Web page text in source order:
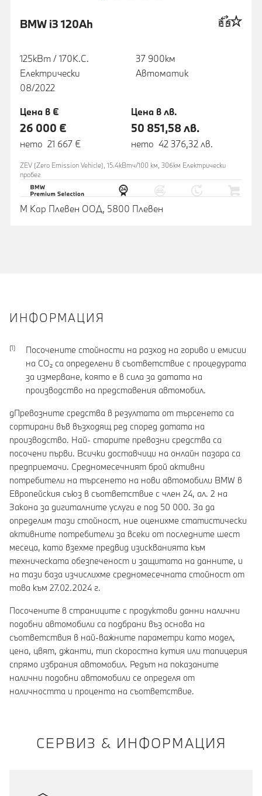
BMW i3 120Ah
125кВт / 170К.С.
Електрически
08/2022
37 900км
Автоматик
Цена в €
26 000 €
нето 21 667 €
Цена в лв.
50 851,58 лв.
нето 42 376,32 лв.
ZEV (Zero Emission Vehicle), 15.4кВтч/100 км, 306км Eлектрически
пробег
М Кар Плевен ООД, 5800 Плевен
ИНФОРМАЦИЯ
Посочените стойности на разход на гориво и емисии
на CO₂ са определени в съответствие с процедурата
за измерване, която е в сила за датата на
производство на представения автомобил.
gПревозните средства в резултата от търсенето са
сортирани във възходящ ред според датата на
производство. Най- старите превозни средства са
посочени първи. Всички доставчици на онлайн пазара са
предприемачи. Средномесечният брой активни
потребители на търсенето на нови автомобили BMW в
Европейския съюз в съответствие с член 24, ал. 2 на
Закона за дигиталните услуги е под 50 000. За да
определим тази стойност, ние оценихме статистически
активните потребители за всеки от последните шест
месеца, като взехме предвид изискванията към
техническата обезпеченост и защитата на данните, и
на тази база изчислихме средномесечната стойност от
това към 27.02.2024 г.
Посочените в страниците с продуктови данни налични
подобни автомобили са подбрани въз основа на
съответствия в най-важните параметри като модел,
цена, цвят, джанти, тип скоростна кутия или тапицерия
спрямо избрания автомобил. Редът на показаните
налични подобни автомобили се определя от
наличността и процента на съответствие.
СЕРВИЗ & ИНФОРМАЦИЯ